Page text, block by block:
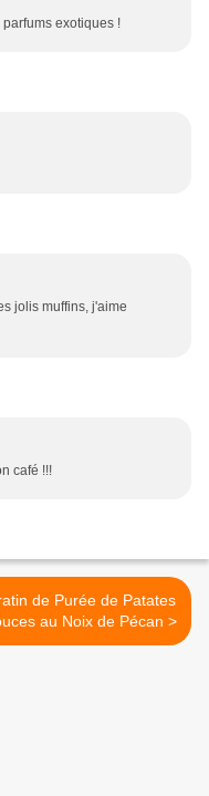
exotiques !
jolis muffins, j'aime
café !!!
de Purée de Patates
Douces au Noix de Pécan >